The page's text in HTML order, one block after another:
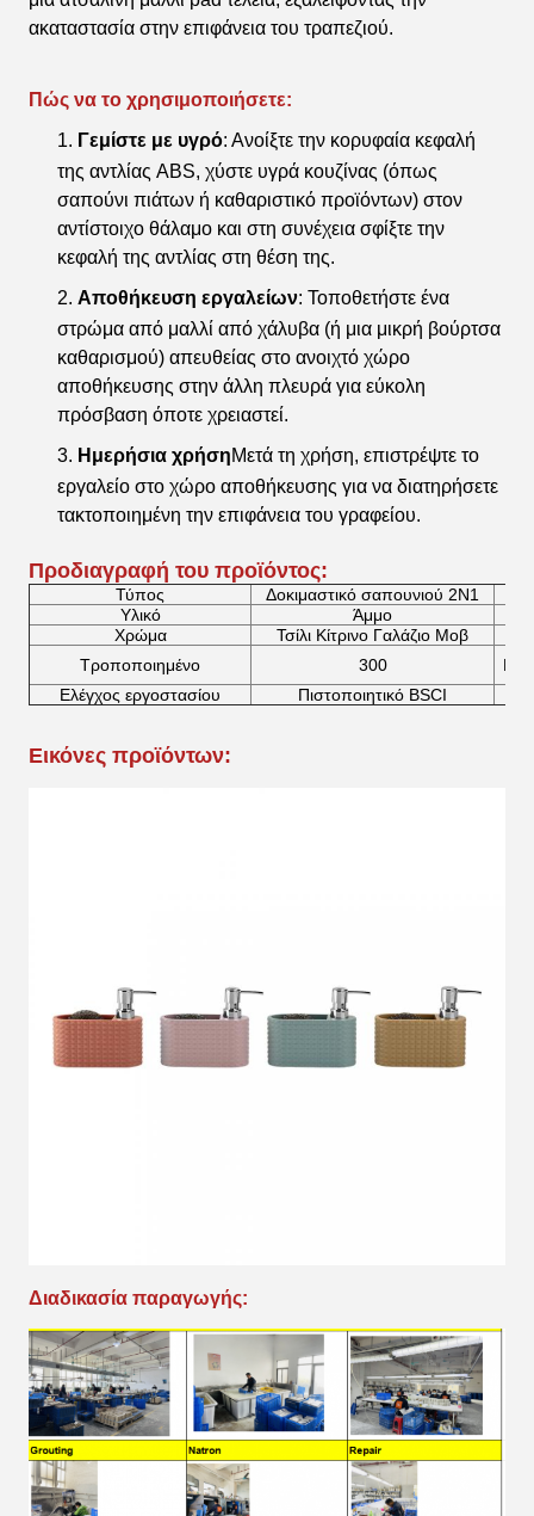
ακαταστασία στην επιφάνεια του τραπεζιού.
Πώς να το χρησιμοποιήσετε:
Γεμίστε με υγρό: Ανοίξτε την κορυφαία κεφαλή
της αντλίας ABS, χύστε υγρά κουζίνας (όπως
σαπούνι πιάτων ή καθαριστικό προϊόντων) στον
αντίστοιχο θάλαμο και στη συνέχεια σφίξτε την
κεφαλή της αντλίας στη θέση της.
Αποθήκευση εργαλείων: Τοποθετήστε ένα
στρώμα από μαλλί από χάλυβα (ή μια μικρή βούρτσα
καθαρισμού) απευθείας στο ανοιχτό χώρο
αποθήκευσης στην άλλη πλευρά για εύκολη
πρόσβαση όποτε χρειαστεί.
Ημερήσια χρήσηΜετά τη χρήση, επιστρέψτε το
εργαλείο στο χώρο αποθήκευσης για να διατηρήσετε
τακτοποιημένη την επιφάνεια του γραφείου.
Προδιαγραφή του προϊόντος:
Τύπος
Δοκιμαστικό σαπουνιού 2N1
Υλικό
Άμμο
Χρώμα
Τσίλι Κίτρινο Γαλάζιο Μοβ
Τροποποιημένο
300
Ελέγχος εργοστασίου
Πιστοποιητικό BSCI
Εικόνες προϊόντων:
Διαδικασία παραγωγής: